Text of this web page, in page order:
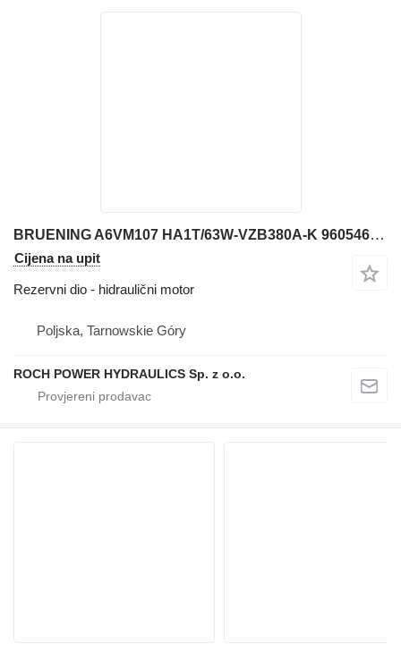
BRUENING A6VM107 HA1T/63W-VZB380A-K 9605461 hidraulični motor za Liebherr A312 bagera
Cijena na upit
Rezervni dio - hidraulični motor
Poljska, Tarnowskie Góry
ROCH POWER HYDRAULICS Sp. z o.o.